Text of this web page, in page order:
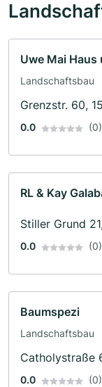
Uwe Mai Haus
Landschaftsbau
Grenzstr. 60,
0.0 (0)
RL & Kay
Stiller Grund
0.0 (0)
Baumspezi
Landschaftsbau
Catholystraße
0.0 (0)